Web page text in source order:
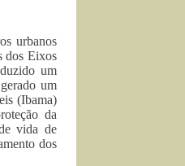
urbanos
dos Eixos
um
um
(Ibama)
da
vida de
dos